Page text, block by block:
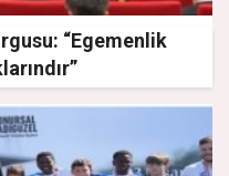
“Egemenlik